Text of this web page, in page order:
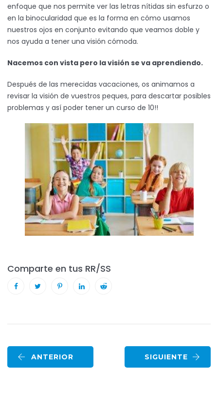
enfoque que nos permite ver las letras nítidas sin esfurzo o
en la binocularidad que es la forma en cómo usamos
nuestros ojos en conjunto evitando que veamos doble y
nos ayuda a tener una visión cómoda.
Nacemos con vista pero la visión se va aprendiendo.
Después de las merecidas vacaciones, os animamos a
revisar la visión de vuestros peques, para descartar posibles
problemas y así poder tener un curso de 10!!
Comparte en tus RR/SS
ANTERIOR SIGUIENTE